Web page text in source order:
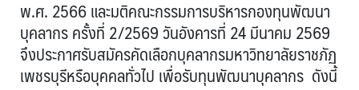
พ.ศ. 2566 และมติคณะกรรมการบริหารกองทุนพัฒนา
บุคลากร ครั้งที่ 2/2569 วันอังคารที่ 24 มีนาคม 2569
จึงประกาศรับสมัครคัดเลือกบุคลากรมหาวิทยาลัยราชภัฏ
เพชรบุรีหรือบุคคลทั่วไป เพื่อรับทุนพัฒนาบุคลากร ดังนี้